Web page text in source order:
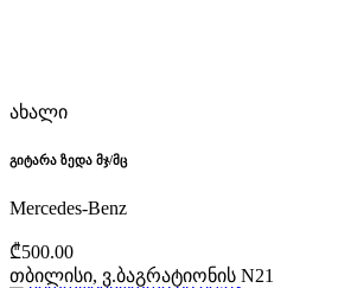
ახალი
გიტარა ზედა მჯ/მც
Mercedes-Benz
₾500.00
თბილისი, ვ.ბაგრატიონის N21